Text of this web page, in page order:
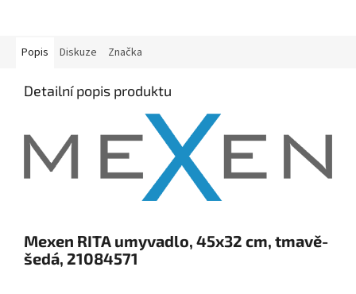
Popis Diskuze Značka
Detailní popis produktu
Mexen RITA umyvadlo, 45x32 cm, tmavě-
šedá, 21084571